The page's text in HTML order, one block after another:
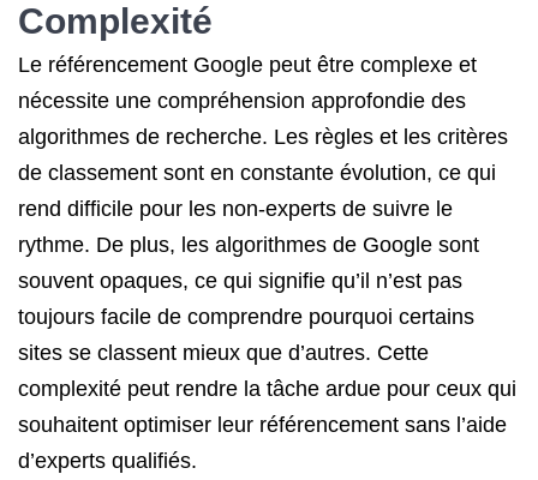
Complexité
Le référencement Google peut être complexe et
nécessite une compréhension approfondie des
algorithmes de recherche. Les règles et les critères
de classement sont en constante évolution, ce qui
rend difficile pour les non-experts de suivre le
rythme. De plus, les algorithmes de Google sont
souvent opaques, ce qui signifie qu’il n’est pas
toujours facile de comprendre pourquoi certains
sites se classent mieux que d’autres. Cette
complexité peut rendre la tâche ardue pour ceux qui
souhaitent optimiser leur référencement sans l’aide
d’experts qualifiés.